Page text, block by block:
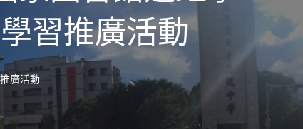
習推廣活動
廣活動